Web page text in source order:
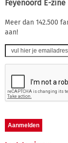
Feyenoord E-zine
Meer dan 142.500
aan!